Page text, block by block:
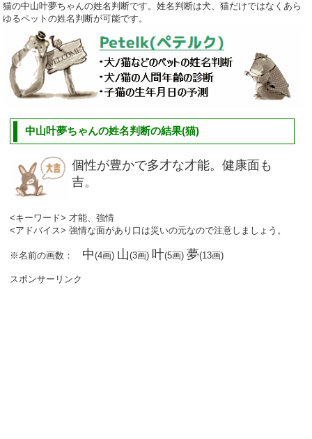
猫の中山叶夢ちゃんの姓名判断です。姓名判断は犬、猫だけではなくあら
ゆるペットの姓名判断が可能です。
中山叶夢ちゃんの姓名判断の結果(猫)
個性が豊かで多才な才能。健康面も
吉。
<キーワード> 才能、強情
<アドバイス> 強情な面があり口は災いの元なので注意しましょう。
※名前の画数： 中(4画) 山(3画)叶(5画)夢(13画)
スポンサーリンク